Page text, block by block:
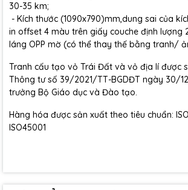
30-35 km;
- Kích thước (1090x790)mm,dung sai của
in offset 4 màu trên giấy couche định lượng
láng OPP mờ (có thể thay thế bằng tranh/
Tranh cấu tạo vỏ Trái Đất và vỏ địa lí được
Thông tư số 39/2021/TT-BGDĐT ngày 30/
trưởng Bộ Giáo dục và Đào tạo.
Hàng hóa được sản xuất theo tiêu chuẩn:
ISO45001